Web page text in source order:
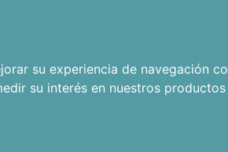
su experiencia de navegación
su interés en nuestros